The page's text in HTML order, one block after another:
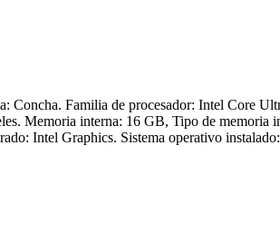
Familia de procesador: Intel Core
Memoria interna: 16 GB, Tipo de memoria
Intel Graphics. Sistema operativo